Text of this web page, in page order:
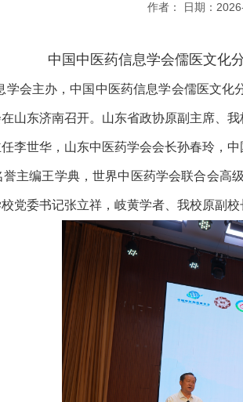
作者： 日期：
中国中医药信息学会儒医文化
学会主办，中国中医药信息学会儒医文
山东济南召开。 山东省政协原副主席、
李世华，山东中医药学会会长孙春玲，
主编王学典，世界中医药学会联合会
党委书记张立祥，岐黄学者、我校原副